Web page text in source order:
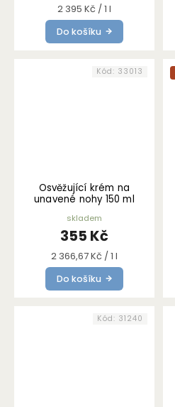
Měrná
cena:
2 395 Kč / 1 l
Do košíku
Osvěžující krém na
unavené nohy 150 ml
skladem
355 Kč
Měrná
cena:
2 366,67 Kč / 1 l
Do košíku
Kód: 33013
Kód: 31240